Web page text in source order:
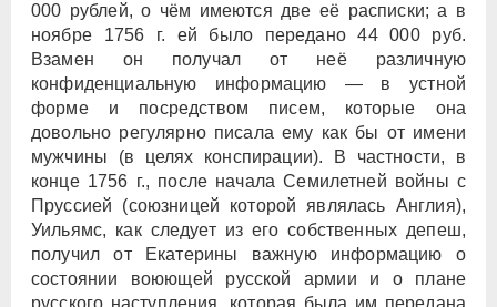
000 рублей, о чём имеются две её расписки; а в
ноябре 1756 г. ей было передано 44 000 руб.
Взамен он получал от неё различную
конфиденциальную информацию — в устной
форме и посредством писем, которые она
довольно регулярно писала ему как бы от имени
мужчины (в целях конспирации). В частности, в
конце 1756 г., после начала Семилетней войны с
Пруссией (союзницей которой являлась Англия),
Уильямс, как следует из его собственных депеш,
получил от Екатерины важную информацию о
состоянии воюющей русской армии и о плане